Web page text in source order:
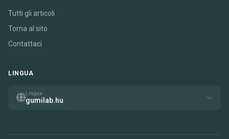
Tutti gli articoli
Torna al sito
Contattaci
LINGUA
Lingua
gumilab.hu